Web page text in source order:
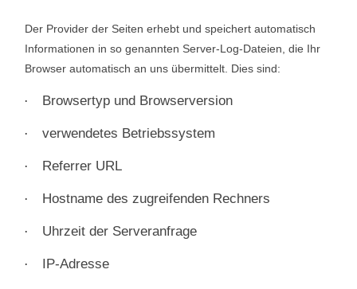
Der Provider der Seiten erhebt und speichert automatisch
Informationen in so genannten Server-Log-Dateien, die Ihr
Browser automatisch an uns übermittelt. Dies sind:
· Browsertyp und Browserversion
· verwendetes Betriebssystem
· Referrer URL
· Hostname des zugreifenden Rechners
· Uhrzeit der Serveranfrage
· IP-Adresse